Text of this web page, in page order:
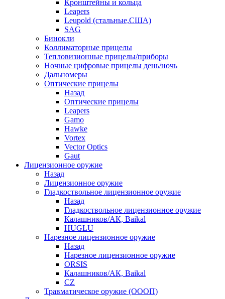
Кронштейны и кольца
Leapers
Leupold (стальные,США)
SAG
Бинокли
Коллиматорные прицелы
Тепловизионные прицелы/приборы
Ночные цифровые прицелы день/ночь
Дальномеры
Оптические прицелы
Назад
Оптические прицелы
Leapers
Gamo
Hawke
Vortex
Vector Optics
Gaut
Лицензионное оружие
Назад
Лицензионное оружие
Гладкоствольное лицензионное оружие
Назад
Гладкоствольное лицензионное оружие
Калашников/АК, Baikal
HUGLU
Нарезное лицензионное оружие
Назад
Нарезное лицензионное оружие
ORSIS
Калашников/АК, Baikal
CZ
Травматическое оружие (ОООП)